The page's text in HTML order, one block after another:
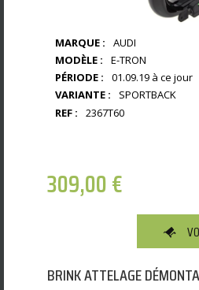
MARQUE :
AUDI
MODÈLE :
E-TRON
PÉRIODE :
01.09.19 à ce jour
VARIANTE :
SPORTBACK
REF :
2367T60
309,00€
BRINK ATTELAGE